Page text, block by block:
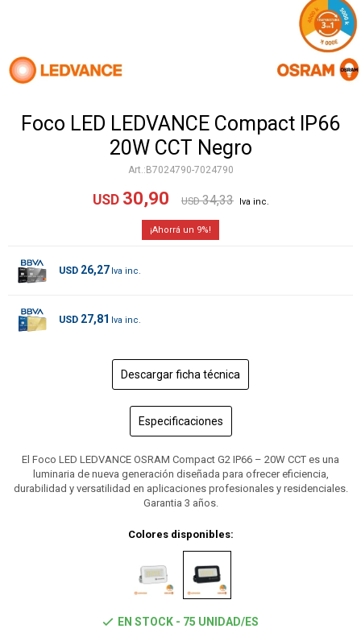
Foco LED LEDVANCE Compact IP66
20W CCT Negro
B7024790-7024790
USD 30,90 USD 34,33
9
USD 26,27
USD 27,81
Descargar ficha técnica
Especificaciones
El Foco LED LEDVANCE OSRAM Compact G2 IP66 – 20W CCT es una
luminaria de nueva generación diseñada para ofrecer eficiencia,
durabilidad y versatilidad en aplicaciones profesionales y residenciales.
Garantia 3 años.
Colores disponibles:
EN STOCK - 75 UNIDAD/ES